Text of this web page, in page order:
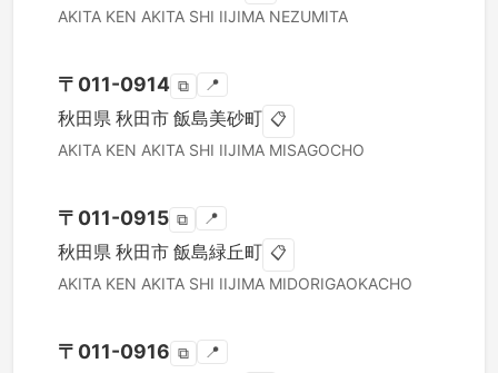
AKITA KEN AKITA SHI IIJIMA NEZUMITA
〒 011-0914 ⧉ 📍
秋田県 秋田市 飯島美砂町 📋
AKITA KEN AKITA SHI IIJIMA MISAGOCHO
〒 011-0915 ⧉ 📍
秋田県 秋田市 飯島緑丘町 📋
AKITA KEN AKITA SHI IIJIMA MIDORIGAOKACHO
〒 011-0916 ⧉ 📍